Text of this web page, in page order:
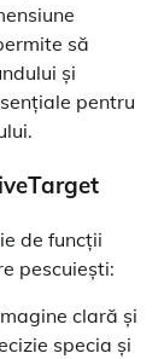
să
și
pentru
de funcții
pescuiești:
clară și
specia și